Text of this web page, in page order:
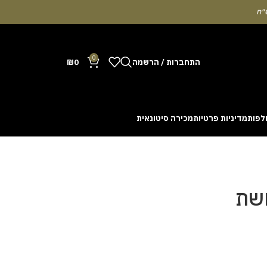
התחברות / הרשמה 0
₪0
מדיניות פרטיותמכירה סיטונאית
cash out before a rising multiplier disappears
with the interface. Some enthusiasts share